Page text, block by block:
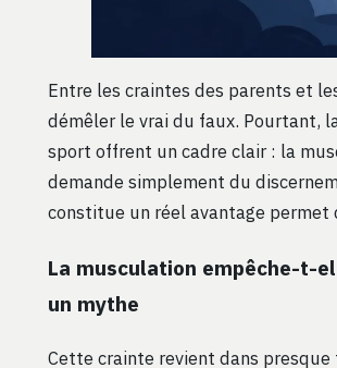
Entre les craintes des parents et
démêler le vrai du faux. Pourtant,
sport offrent un cadre clair : la
demande simplement du
constitue un réel avantage
La musculation empêche-t-
un mythe
Cette crainte revient dans